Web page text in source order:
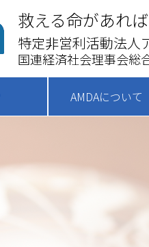
救える命があれ
特定非営利活動法人
国連経済社会理事会総
AMDAについて